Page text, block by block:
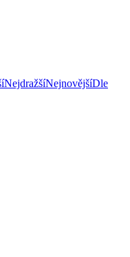
NejdražšíNejnovějšíDle